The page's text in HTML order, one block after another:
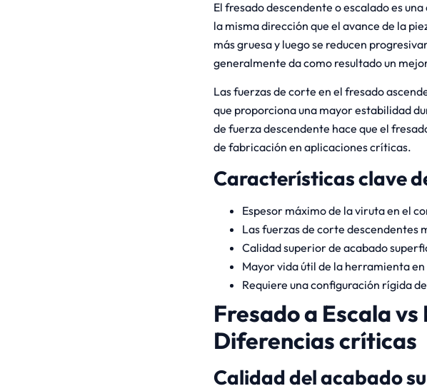
El fresado descendente o escalado es
la misma dirección que el avance de la
más gruesa y luego se reducen
generalmente da como resultado un
Las fuerzas de corte en el fresado
que proporciona una mayor estabilidad
de fuerza descendente hace que el
de fabricación en aplicaciones críticas.
Características clave
Espesor máximo de la viruta en el
Las fuerzas de corte descendentes
Calidad superior de acabado
Mayor vida útil de la herramienta
Requiere una configuración rígida
Fresado a Escala
Diferencias críticas
Calidad del acabado